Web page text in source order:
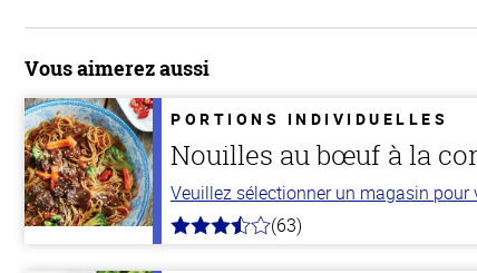
Vous aimerez aussi
PORTIONS INDIVIDUELLES
Nouilles au bœuf à la
Veuillez sélectionner un magasin pour
3.7
(63)